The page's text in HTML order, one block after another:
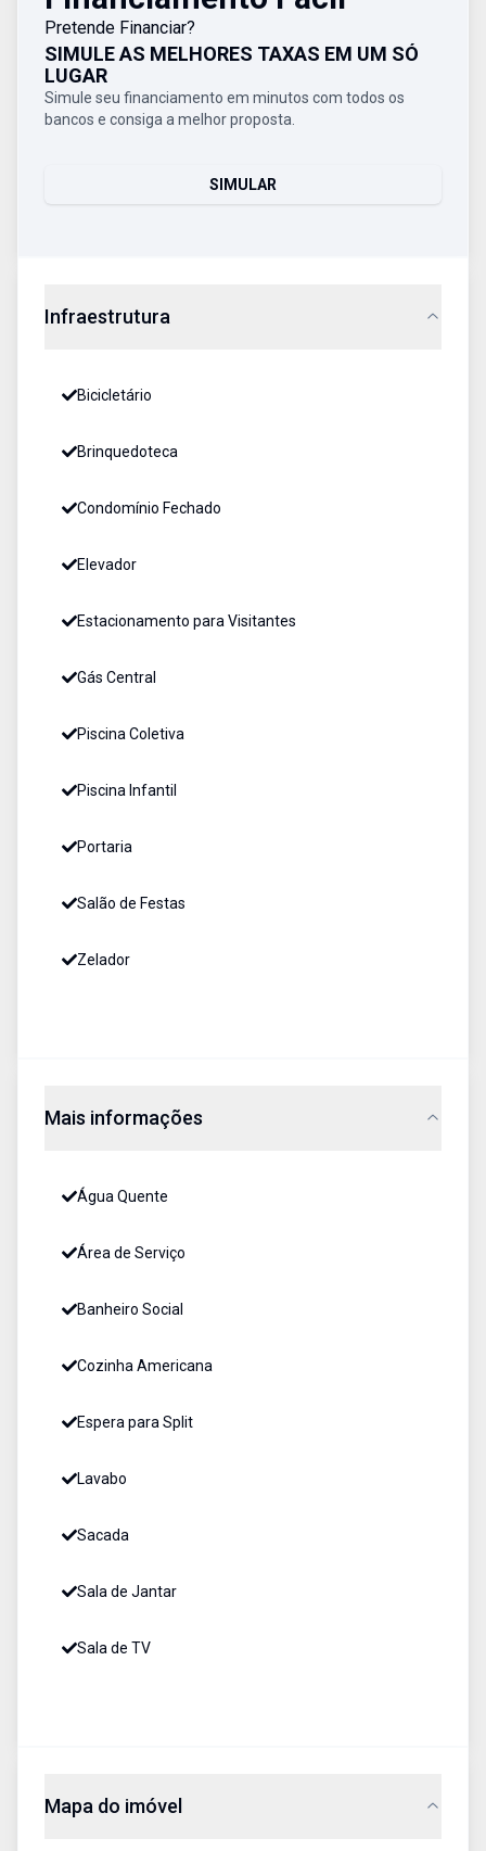
Pretende Financiar?
SIMULE AS MELHORES TAXAS EM UM SÓ
LUGAR
Simule seu financiamento em minutos com todos os
bancos e consiga a melhor proposta.
SIMULAR
Infraestrutura
Bicicletário
Brinquedoteca
Condomínio Fechado
Elevador
Estacionamento para Visitantes
Gás Central
Piscina Coletiva
Piscina Infantil
Portaria
Salão de Festas
Zelador
Mais informações
Água Quente
Área de Serviço
Banheiro Social
Cozinha Americana
Espera para Split
Lavabo
Sacada
Sala de Jantar
Sala de TV
Mapa do imóvel